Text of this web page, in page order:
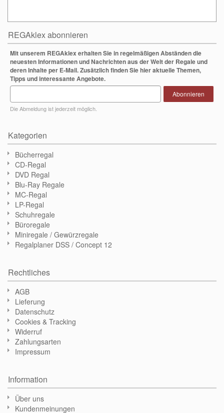
REGAklex abonnieren
Mit unserem REGAklex erhalten Sie in regelmäßigen Abständen die
neuesten Informationen und Nachrichten aus der Welt der Regale und
deren Inhalte per E-Mail. Zusätzlich finden Sie hier aktuelle Themen,
Tipps und interessante Angebote.
Die Abmeldung ist jederzeit möglich.
Abonnieren
Kategorien
Bücherregal
CD-Regal
DVD Regal
Blu-Ray Regale
MC-Regal
LP-Regal
Schuhregale
Büroregale
Miniregale / Gewürzregale
Regalplaner DSS / Concept 12
Rechtliches
AGB
Lieferung
Datenschutz
Cookies & Tracking
Widerruf
Zahlungsarten
Impressum
Information
Über uns
Kundenmeinungen